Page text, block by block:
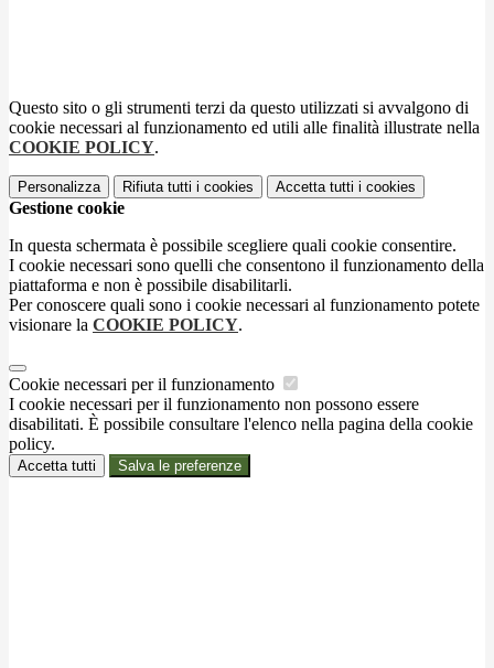
Questo sito o gli strumenti terzi da questo utilizzati si avvalgono di
cookie necessari al funzionamento ed utili alle finalità illustrate nella
COOKIE POLICY.
Personalizza Rifiuta tutti i cookies Accetta tutti i cookies
Gestione cookie
In questa schermata è possibile scegliere quali cookie consentire.
I cookie necessari sono quelli che consentono il funzionamento della
piattaforma e non è possibile disabilitarli.
Per conoscere quali sono i cookie necessari al funzionamento potete
visionare la COOKIE POLICY.
Cookie necessari per il funzionamento
I cookie necessari per il funzionamento non possono essere
disabilitati. È possibile consultare l'elenco nella pagina della cookie
policy.
Accetta tutti Salva le preferenze